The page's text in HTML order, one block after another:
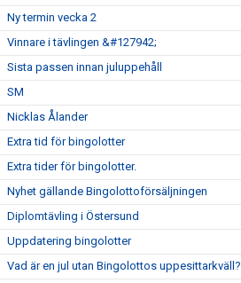
Ny termin vecka 2
Vinnare i tävlingen &#127942;
Sista passen innan juluppehåll
SM
Nicklas Ålander
Extra tid för bingolotter
Extra tider för bingolotter.
Nyhet gällande Bingolottoförsäljningen
Diplomtävling i Östersund
Uppdatering bingolotter
Vad är en jul utan Bingolottos uppesittarkväll?